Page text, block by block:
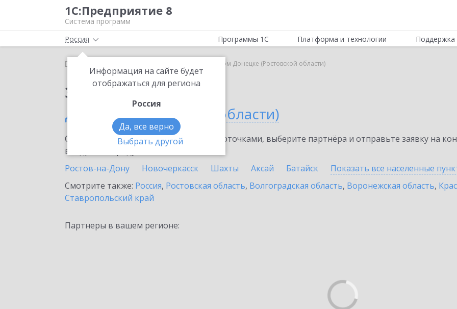
1С:Предприятие 8
Система программ
Россия
Информация на сайте будет
отображаться для региона
Россия
Да, все верно
Выбрать другой
Программы 1С Платформа и технологии Поддержка
Главная 1С-Такском Донецке (Ростовской области)
Заказать 1С-Такском
Донецке (Ростовской области)
Ознакомьтесь с информационными карточками, выберите партнёра и отправьте заявку на
внедрение продукта.
Ростов-на-Дону
Новочеркасск Шахты Аксай Батайск Показать все населенные
Смотрите также: Россия, Ростовская область, Волгоградская область, Воронежская область,
Ставропольский край
Партнеры в вашем регионе: